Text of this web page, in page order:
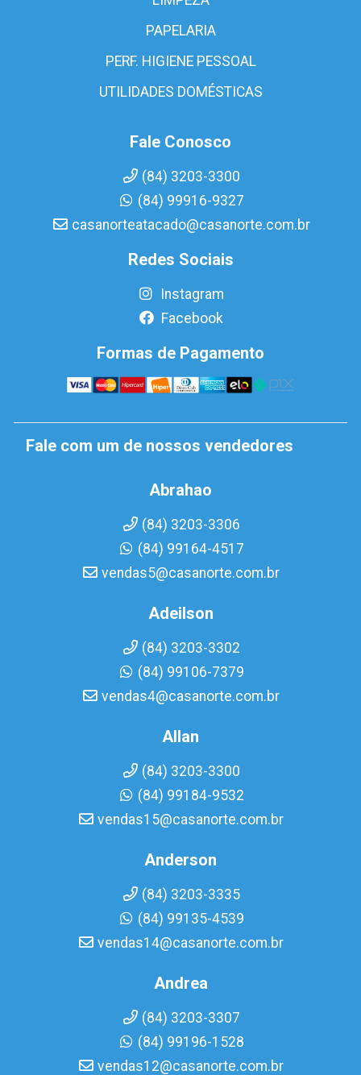
PAPELARIA
PERF. HIGIENE PESSOAL
UTILIDADES DOMÉSTICAS
Fale Conosco
(84) 3203-3300
(84) 99916-9327
casanorteatacado@casanorte.com.br
Redes Sociais
Instagram
Facebook
Formas de Pagamento
Fale com um de nossos vendedores
Abrahao
(84) 3203-3306
(84) 99164-4517
vendas5@casanorte.com.br
Adeilson
(84) 3203-3302
(84) 99106-7379
vendas4@casanorte.com.br
Allan
(84) 3203-3300
(84) 99184-9532
vendas15@casanorte.com.br
Anderson
(84) 3203-3335
(84) 99135-4539
vendas14@casanorte.com.br
Andrea
(84) 3203-3307
(84) 99196-1528
vendas12@casanorte.com.br